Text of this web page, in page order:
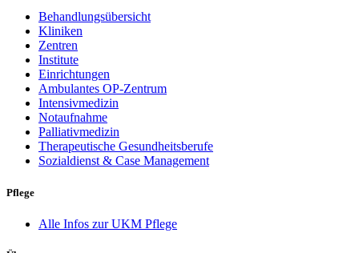
Behandlungsübersicht
Kliniken
Zentren
Institute
Einrichtungen
Ambulantes OP-Zentrum
Intensivmedizin
Notaufnahme
Palliativmedizin
Therapeutische Gesundheitsberufe
Sozialdienst & Case Management
Pflege
Alle Infos zur UKM Pflege